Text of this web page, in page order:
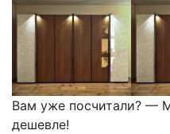
Вам уже посчитали? —
дешевле!